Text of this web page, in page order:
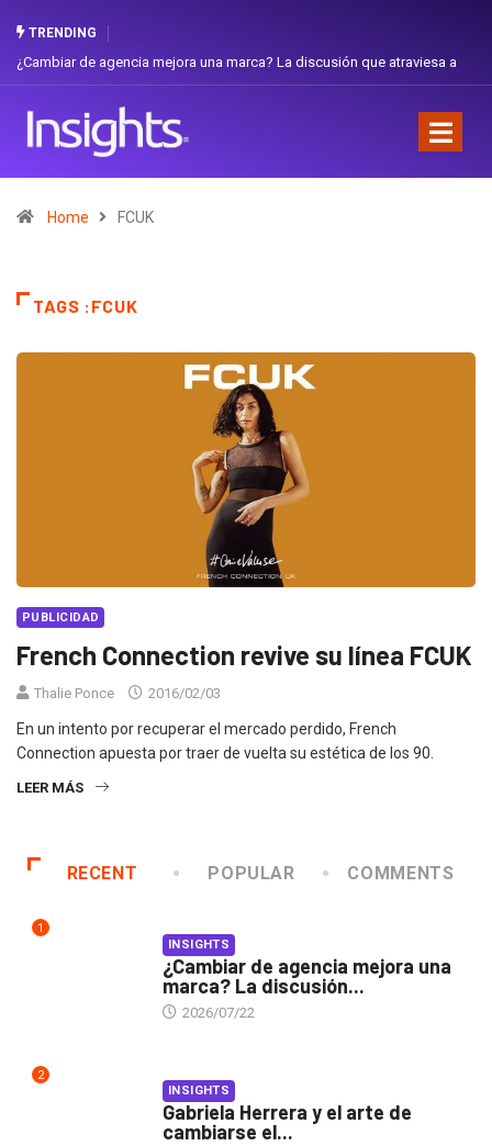
TRENDING
¿Cambiar de agencia mejora una marca? La discusión que atraviesa a
Home FCUK
TAGS :FCUK
PUBLICIDAD
French Connection revive su línea FCUK
Thalie Ponce 2016/02/03
En un intento por recuperar el mercado perdido, French
Connection apuesta por traer de vuelta su estética de los 90.
LEER MÁS
RECENT POPULAR COMMENTS
1
INSIGHTS
¿Cambiar de agencia mejora una
marca? La discusión...
2026/07/22
2
INSIGHTS
Gabriela Herrera y el arte de
cambiarse el...